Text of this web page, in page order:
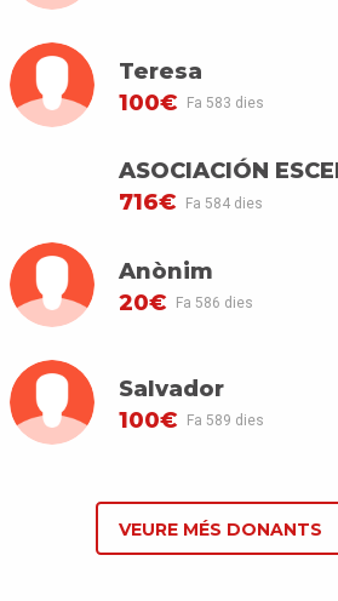
Teresa
100€
Fa 583 dies
ASOCIACIÓN
716€
Fa 584 dies
Anònim
20€
Fa 586 dies
Salvador
100€
Fa 589 dies
VEURE MÉS DONANTS